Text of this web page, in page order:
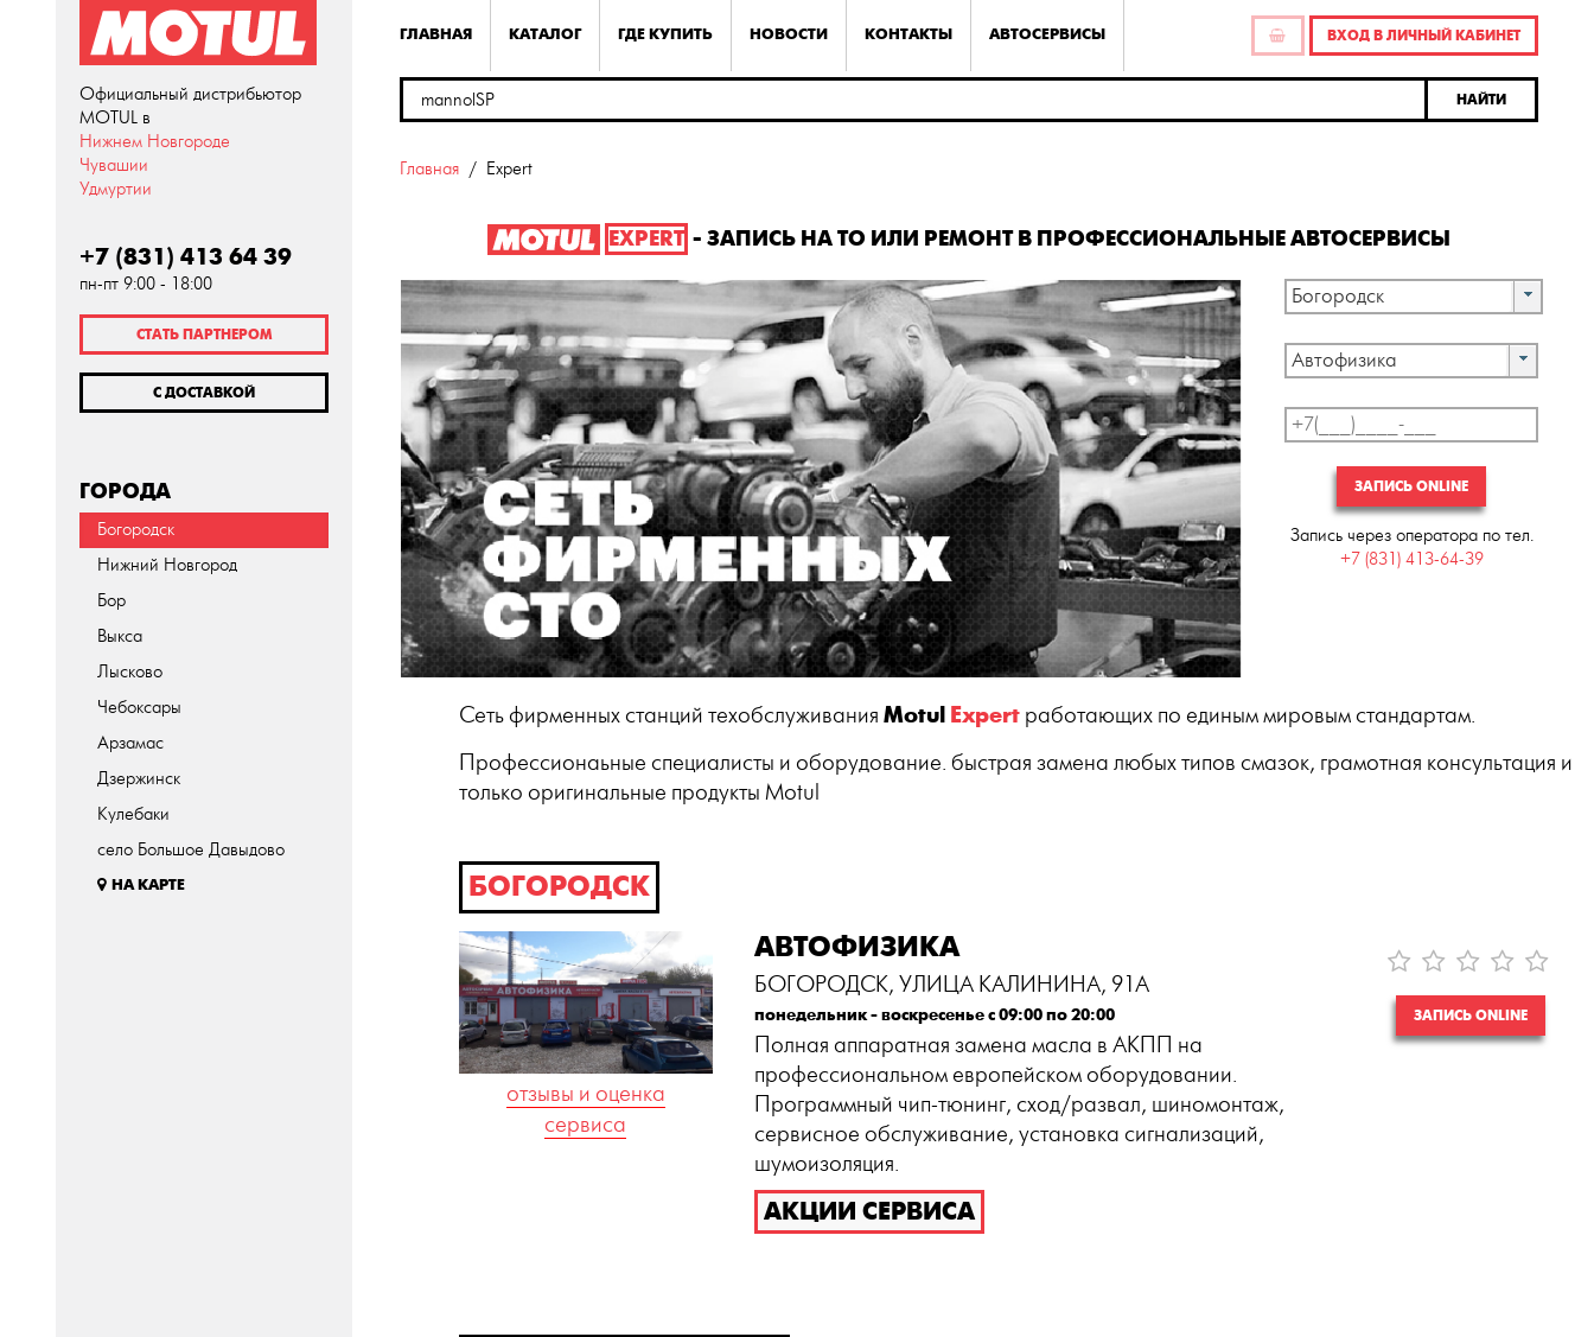
Официальный дистрибьютор
MOTUL в
Нижнем Новгороде
Чувашии
Удмуртии
+7 (831) 413 64 39
пн-пт 9:00 - 18:00
СТАТЬ ПАРТНЕРОМ
С ДОСТАВКОЙ
ГОРОДА
Богородск
Нижний Новгород
Бор
Выкса
Лысково
Чебоксары
Арзамас
Дзержинск
Кулебаки
село Большое Давыдово
НА КАРТЕ
ГЛАВНАЯ КАТАЛОГ ГДЕ КУПИТЬ НОВОСТИ КОНТАКТЫ АВТОСЕРВИСЫ ВХОД В ЛИЧНЫЙ КАБИНЕТ
НАЙТИ
Главная Expert
EXPERT - ЗАПИСЬ НА ТО ИЛИ РЕМОНТ В ПРОФЕССИОНАЛЬНЫЕ АВТОСЕРВИСЫ
Богородск
Автофизика
ЗАПИСЬ ONLINE
Запись через оператора по тел.
+7 (831) 413-64-39
Сеть фирменных станций техобслуживания Motul Expert работающих по единым мировым стандартам.
Профессионаьные специалисты и оборудование. быстрая замена любых типов смазок, грамотная консультация и
только оригинальные продукты Motul
БОГОРОДСК
отзывы и оценка
сервиса
АВТОФИЗИКА
БОГОРОДСК, УЛИЦА КАЛИНИНА, 91А
понедельник - воскресенье с 09:00 по 20:00
Полная аппаратная замена масла в АКПП на
профессиональном европейском оборудовании.
Программный чип-тюнинг, сход/развал, шиномонтаж,
сервисное обслуживание, установка сигнализаций,
шумоизоляция.
АКЦИИ СЕРВИСА
ЗАПИСЬ ONLINE